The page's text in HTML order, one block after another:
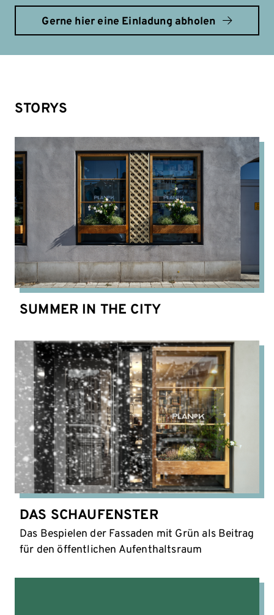
Gerne hier eine Einladung abholen
STORYS
SUMMER IN THE CITY
DAS SCHAUFENSTER
Das Bespielen der Fassaden mit Grün als Beitrag
für den öffentlichen Aufenthaltsraum